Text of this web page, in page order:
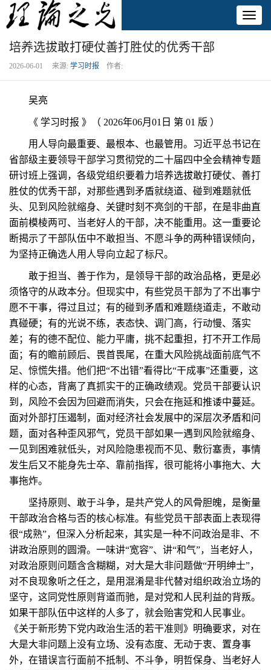
培养选拔敢打硬仗善打胜仗的优秀干部
2026-06-01 来源: 学习时报 作者:
吴亮
《 学习时报 》（ 2026年06月01日 第 01 版 ）
用人导向最重要、最根本、也最管用。习近平总书记在
省部级主要领导干部学习贯彻党的二十届四中全会精神专题
研讨班上强调，各级党组织要着力培养选拔敢打硬仗、善打
胜仗的优秀干部，对那些遇到矛盾就绕道、碰到难题就低
头、见到风险就缩身、关键时刻不亮剑的干部，在是非曲直
面前模棱两可、当老好人的干部，决不能重用。这一重要论
断揭示了干部队伍中不敢担当、不愿斗争的两种错误倾向，
为坚持正确选人用人导向立起了标尺。
敢于担当、善于作为，是领导干部的政治品格，更是必
须恪守的从政本分。但现实中，有些党员干部为了不出事宁
愿不干事，得过且过；有的碰到矛盾和难题绕道走，不敢动
真碰硬；有的光说不练，表态快、调门高，行动慢、落实
差；有的德不配位、能力平庸，挑不起重担，打不开工作局
面；有的瞻前顾后、畏首畏尾，在重大风险挑战面前底气不
足、惊慌失措。他们把“不出错”看得比“干成事”还重要，这
样的心态，背离了真抓实干的正确政绩观。党员干部要认识
到，风险不会因为回避而消失，只会在拖延和推诿中蔓延。
面对外部打压遏制，面对经济社会发展中的深层次矛盾和问
题，面对各种歪风邪气，党员干部如果一遇到风险就缩身、
一见到困难就低头，对风险隐患视而不见、敷衍塞责，事情
发生后又不能身先士卒、靠前指挥，很可能将小事拖大、大
事拖炸。
坚持原则、敢于斗争，是共产党人的风骨胆魄，是衡量
干部政治合格与否的核心标准。有些党员干部表面上表现得
很“成熟”，但深入分析起来，其实是一种不问政治是非、不
讲政治原则的圆滑。一味讲“宽容”、讲“和气”，当老好人，
对政治原则问题含含糊糊，对大是大非问题做“开明绅士”，
对不良现象听之任之，是用混淆是非代替对组织政治立场的
坚守，这同党性原则背道而驰，是对党和人民利益的背叛。
如果干部队伍中这样的人多了，就会贻害党和人民事业。
《关于新形势下党内政治生活的若干准则》明确要求，对在
大是大非问题上没有立场、没有态度、无动于衷、置身事
外，在错误言行面前不抵制、不斗争，明哲保身、当老好人